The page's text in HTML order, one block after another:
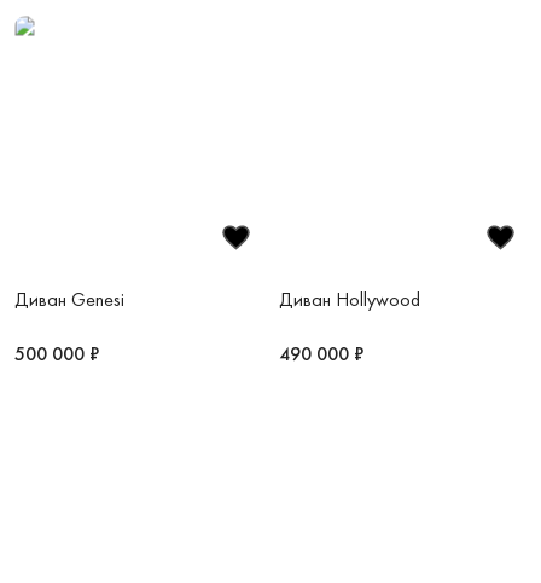
Диван Genesi
500 000 ₽
Диван Hollywood
490 000 ₽